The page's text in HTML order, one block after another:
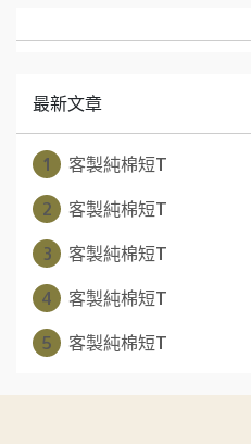
最新文章
1
客製純棉短T
2
客製純棉短T
3
客製純棉短T
4
客製純棉短T
5
客製純棉短T